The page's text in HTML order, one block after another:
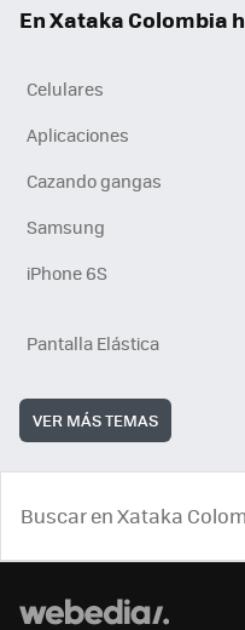
En Xataka Colombia
Celulares
Aplicaciones
Cazando gangas
Samsung
iPhone 6S
Pantalla Elástica
VER MÁS TEMAS